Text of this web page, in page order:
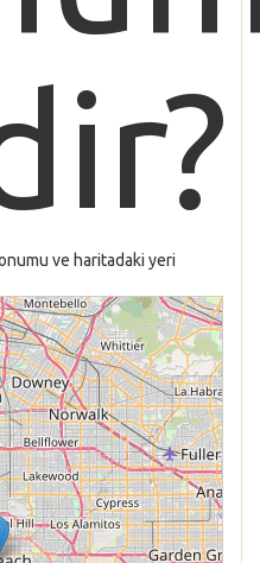
ve haritadaki yeri